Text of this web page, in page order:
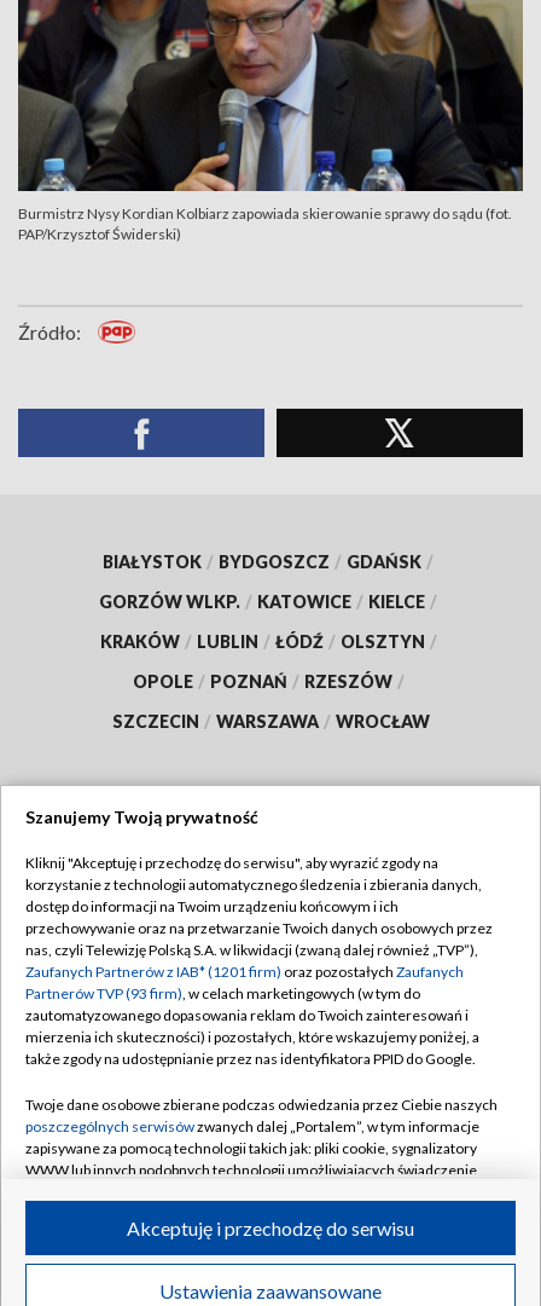
Burmistrz Nysy Kordian Kolbiarz zapowiada skierowanie sprawy do sądu (fot.
PAP/Krzysztof Świderski)
Źródło:
BIAŁYSTOK / BYDGOSZCZ / GDAŃSK /
GORZÓW WLKP. / KATOWICE / KIELCE /
KRAKÓW / LUBLIN / ŁÓDŹ / OLSZTYN /
OPOLE / POZNAŃ / RZESZÓW /
SZCZECIN / WARSZAWA / WROCŁAW
TVP
Abonament TVP
Emisja w TVP
Centrum informacji TVP
Naziemna Telewizja Cyfrowa
Rada Programowa
System NOS
Informacje o nadawcy
Program dla prasy
Regulamin TVP
Polityka prywatności
Moje zgody
Pomoc
Kontakt
Kanały
©2026 Telewizja Polska S.A. w likwidacji
Szanujemy Twoją prywatność
Kliknij "Akceptuję i przechodzę do serwisu", aby wyrazić zgody na
korzystanie z technologii automatycznego śledzenia i zbierania danych,
dostęp do informacji na Twoim urządzeniu końcowym i ich
przechowywanie oraz na przetwarzanie Twoich danych osobowych przez
nas, czyli Telewizję Polską S.A. w likwidacji (zwaną dalej również „TVP”),
Zaufanych Partnerów z IAB* (1201 firm) oraz pozostałych Zaufanych
Partnerów TVP (93 firm), w celach marketingowych (w tym do
zautomatyzowanego dopasowania reklam do Twoich zainteresowań i
mierzenia ich skuteczności) i pozostałych, które wskazujemy poniżej, a
także zgody na udostępnianie przez nas identyfikatora PPID do Google.
Twoje dane osobowe zbierane podczas odwiedzania przez Ciebie naszych
poszczególnych serwisówzwanych dalej „Portalem”, w tym informacje
zapisywane za pomocą technologii takich jak: pliki cookie, sygnalizatory
WWW lub innych podobnych technologii umożliwiających świadczenie
ruchu w Internecie.
Twoje dane osobowe zbierane podczas odwiedzania przez Ciebie
Ustawienia zaawansowane
Akceptuję i przechodzę do serwisu